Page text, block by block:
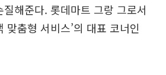
해준다. 롯데마트 그랑 그로서
맞춤형 서비스’의 대표 코너인